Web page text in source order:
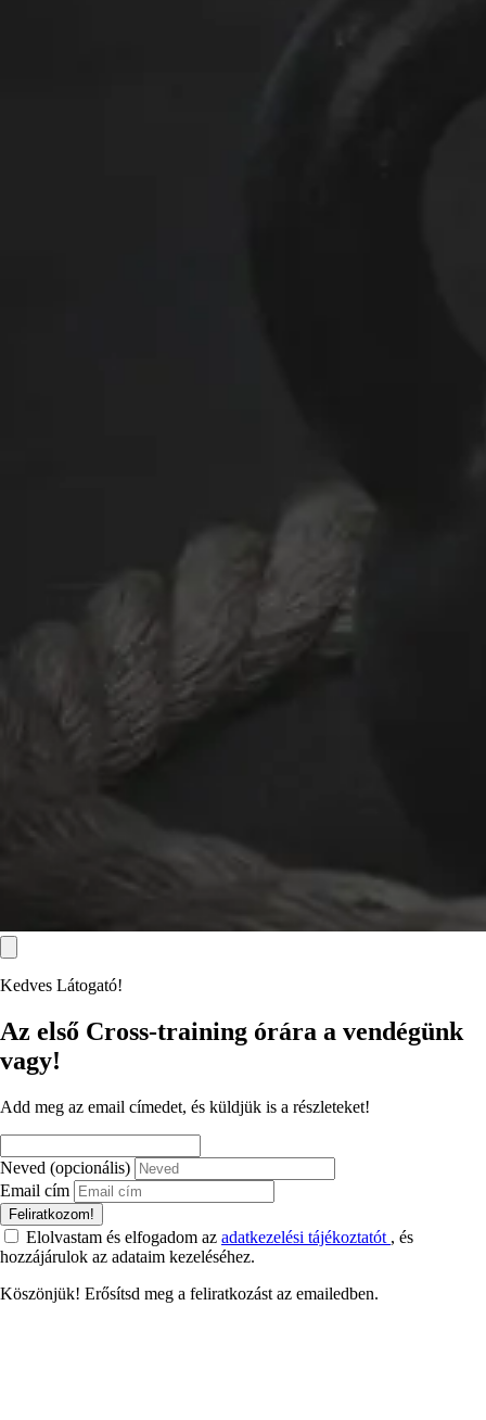
Kedves Látogató!
Az első Cross-training órára a vendégünk
vagy!
Add meg az email címedet, és küldjük is a részleteket!
Neved (opcionális)
Email cím
Feliratkozom!
Elolvastam és elfogadom az adatkezelési tájékoztatót , és
hozzájárulok az adataim kezeléséhez.
Köszönjük! Erősítsd meg a feliratkozást az emailedben.